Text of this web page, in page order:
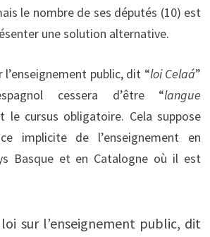
le nombre de ses députés (10) est
une solution alternative.
public, dit “loi Celaá”
cessera d’être “langue
le cursus obligatoire. Cela suppose
implicite de l’enseignement en
Basque et en Catalogne où il est
sur l’enseignement public, dit